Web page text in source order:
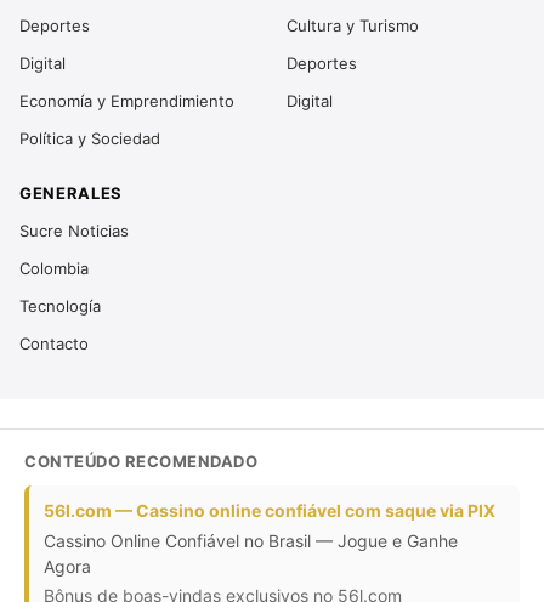
Deportes
Digital
Economía y Emprendimiento
Política y Sociedad
Cultura y Turismo
Deportes
Digital
GENERALES
Sucre Noticias
Colombia
Tecnología
Contacto
CONTEÚDO RECOMENDADO
56l.com — Cassino online confiável com saque via PIX
Cassino Online Confiável no Brasil — Jogue e Ganhe
Agora
Bônus de boas-vindas exclusivos no 56l.com